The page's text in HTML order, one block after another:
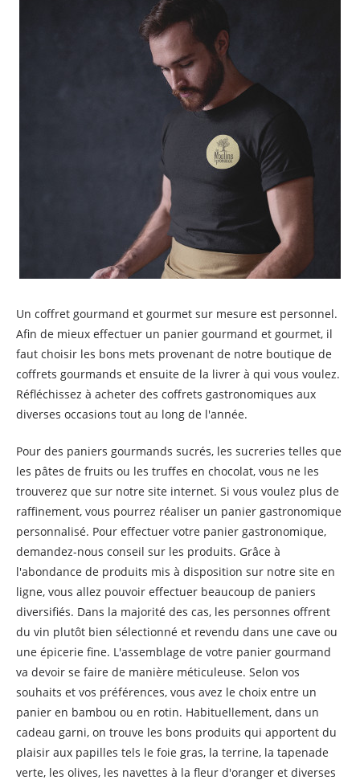
Un coffret gourmand et gourmet sur mesure est personnel.
Afin de mieux effectuer un panier gourmand et gourmet, il
faut choisir les bons mets provenant de notre boutique de
coffrets gourmands et ensuite de la livrer à qui vous voulez.
Réfléchissez à acheter des coffrets gastronomiques aux
diverses occasions tout au long de l'année.
Pour des paniers gourmands sucrés, les sucreries telles que
les pâtes de fruits ou les truffes en chocolat, vous ne les
trouverez que sur notre site internet. Si vous voulez plus de
raffinement, vous pourrez réaliser un panier gastronomique
personnalisé. Pour effectuer votre panier gastronomique,
demandez-nous conseil sur les produits. Grâce à
l'abondance de produits mis à disposition sur notre site en
ligne, vous allez pouvoir effectuer beaucoup de paniers
diversifiés. Dans la majorité des cas, les personnes offrent
du vin plutôt bien sélectionné et revendu dans une cave ou
une épicerie fine. L'assemblage de votre panier gourmand
va devoir se faire de manière méticuleuse. Selon vos
souhaits et vos préférences, vous avez le choix entre un
panier en bambou ou en rotin. Habituellement, dans un
cadeau garni, on trouve les bons produits qui apportent du
plaisir aux papilles tels le foie gras, la terrine, la tapenade
verte, les olives, les navettes à la fleur d'oranger et diverses